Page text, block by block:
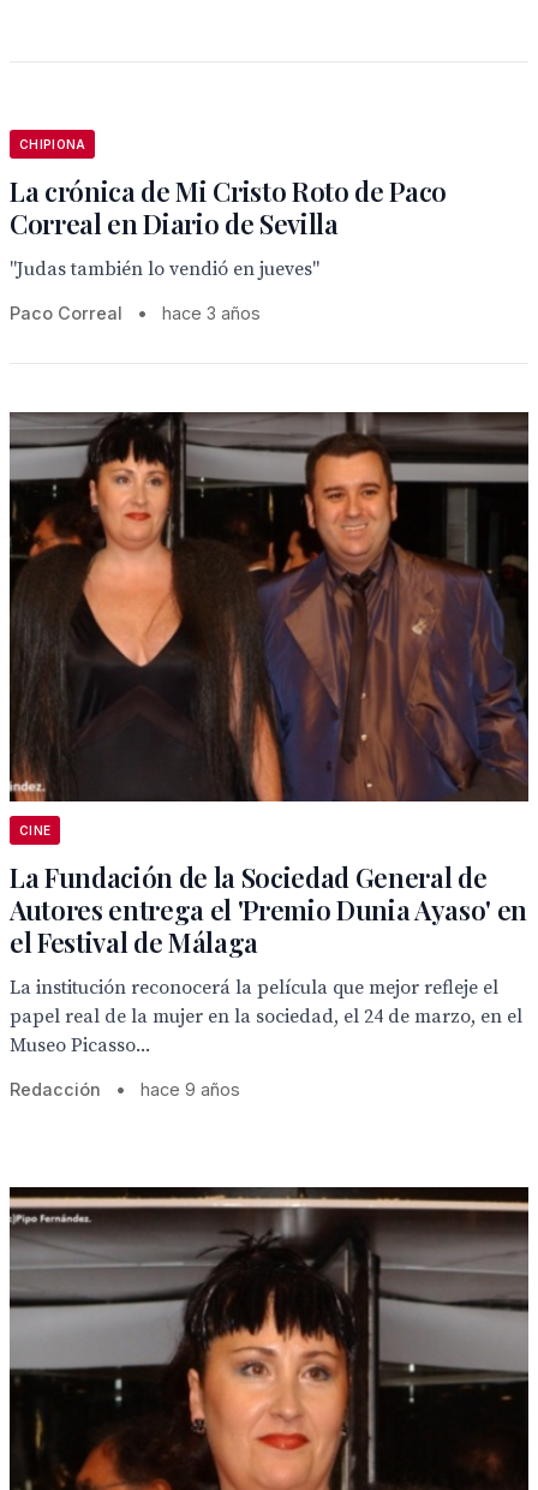
CHIPIONA
La crónica de Mi Cristo Roto de Paco
Correal en Diario de Sevilla
"Judas también lo vendió en jueves"
Paco Correal • hace 3 años
CINE
La Fundación de la Sociedad General de
Autores entrega el 'Premio Dunia Ayaso' en
el Festival de Málaga
La institución reconocerá la película que mejor refleje el
papel real de la mujer en la sociedad, el 24 de marzo, en el
Museo Picasso...
Redacción • hace 9 años